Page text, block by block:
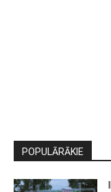
POPULĀRĀKIE